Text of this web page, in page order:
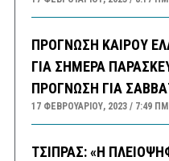
ΠΡΟΓΝΩΣΗ ΚΑΙΡΟΥ
ΓΙΑ ΣΗΜΕΡΑ
ΠΡΟΓΝΩΣΗ ΓΙΑ
17 ΦΕΒΡΟΥΑΡΊΟΥ, 2023 7:49 ΠΜ
ΤΣΙΠΡΑΣ: «Η